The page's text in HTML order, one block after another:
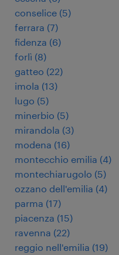
conselice (5)
ferrara (7)
fidenza (6)
forlì (8)
gatteo (22)
imola (13)
lugo (5)
minerbio (5)
mirandola (3)
modena (16)
montecchio emilia (4)
montechiarugolo (5)
ozzano dell'emilia (4)
parma (17)
piacenza (15)
ravenna (22)
reggio nell'emilia (19)